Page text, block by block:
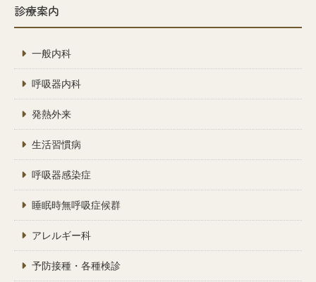
診療案内
一般内科
呼吸器内科
発熱外来
生活習慣病
呼吸器感染症
睡眠時無呼吸症候群
アレルギー科
予防接種・各種検診